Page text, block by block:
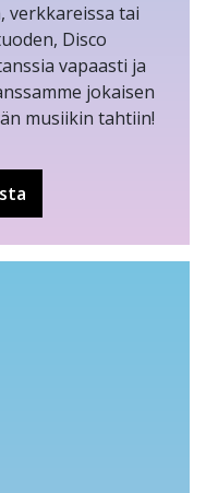
verkkareissa tai
Disco
vapaasti ja
jokaisen
musiikin tahtiin!